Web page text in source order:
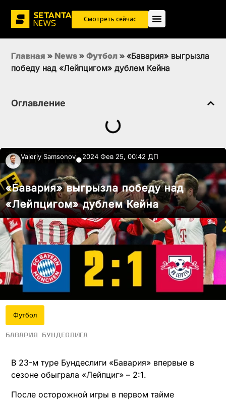
Смотреть сейчас
Главная » News » Футбол » «Бавария» выгрызла
победу над «Лейпцигом» дублем Кейна
Оглавление
Valeriy Samsonov●2024 Фев 25, 00:42 ДП
«Бавария» выгрызла победу над
«Лейпцигом» дублем Кейна
Футбол
Бавария Бундеслига
В 23-м туре Бундеслиги «Бавария» впервые в
сезоне обыграла «Лейпциг» – 2:1.
После осторожной игры в первом тайме